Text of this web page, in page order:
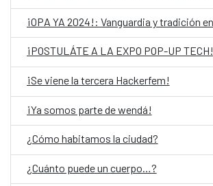
¡POSTULÁTE A LA EXPO POP-UP TECH!
¡Se viene la tercera Hackerfem!
¡Ya somos parte de wendá!
¿Cómo habitamos la ciudad?
¿Cuánto puede un cuerpo…?